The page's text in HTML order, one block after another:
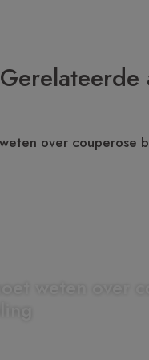
Gerelateerde